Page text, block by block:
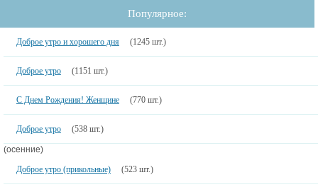
Популярное:
Доброе утро и хорошего дня (1245 шт.)
Доброе утро (1151 шт.)
С Днем Рождения! Женщине (770 шт.)
Доброе утро (538 шт.)
(осенние)
Доброе утро (прикольные)
(523 шт.)